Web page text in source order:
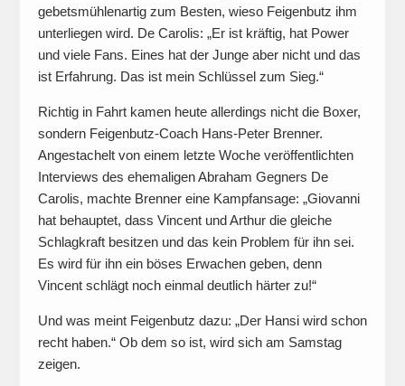
gebetsmühlenartig zum Besten, wieso Feigenbutz ihm
unterliegen wird. De Carolis: „Er ist kräftig, hat Power
und viele Fans. Eines hat der Junge aber nicht und das
ist Erfahrung. Das ist mein Schlüssel zum Sieg.“
Richtig in Fahrt kamen heute allerdings nicht die Boxer,
sondern Feigenbutz-Coach Hans-Peter Brenner.
Angestachelt von einem letzte Woche veröffentlichten
Interviews des ehemaligen Abraham Gegners De
Carolis, machte Brenner eine Kampfansage: „Giovanni
hat behauptet, dass Vincent und Arthur die gleiche
Schlagkraft besitzen und das kein Problem für ihn sei.
Es wird für ihn ein böses Erwachen geben, denn
Vincent schlägt noch einmal deutlich härter zu!“
Und was meint Feigenbutz dazu: „Der Hansi wird schon
recht haben.“ Ob dem so ist, wird sich am Samstag
zeigen.